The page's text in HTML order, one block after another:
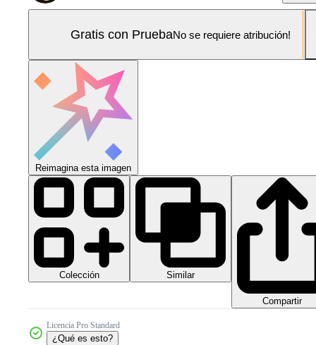
Gratis con PruebaNo se requiere atribución!
Reimagina esta imagen
Colección Similar
Compartir
Licencia Pro Standard
¿Qué es esto?